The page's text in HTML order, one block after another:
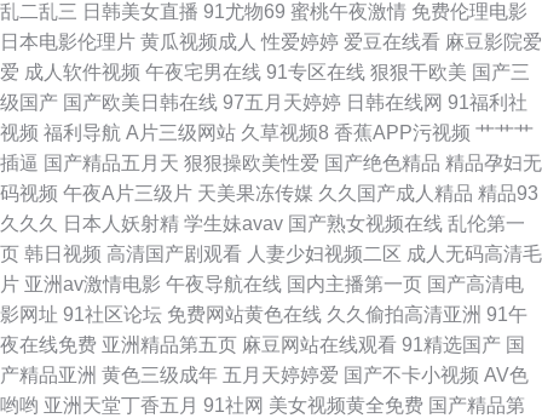
线观看 国产黑料福利社 成人免费视 日韩无码丝袜网址 91桃色国产探花 久久
大香蕉伊人 国产福利精品一 四虎论坛 91在线网页视频 免费AV网址在线观看
91导航在线观看 国产精品禁久久 日韩深夜肏逼啪啪啪 www91免费福利 人妖
自蔚 91桃色国产探花 激情自拍第三区 午夜视频网站 99prom在线视频 日本
高清 91精品91 狠狠成人集合 伪娘网站 狠狠日日 老司机精品专区 91福利主
播 韩国福利二区综合 先锋影音熟女AV资源 91足交欧美毛片 毛片水多多
91av免费网址 久久高清黄色视频网 91大神精品 国产在线ts 一级片秋霞黄色
乱二乱三 日韩美女直播 91尤物69 蜜桃午夜激情 免费伦理电影
日本电影伦理片 黄瓜视频成人 性爱婷婷 爱豆在线看 麻豆影院爱
爱 成人软件视频 午夜宅男在线 91专区在线 狠狠干欧美 国产三
级国产 国产欧美日韩在线 97五月天婷婷 日韩在线网 91福利社
视频 福利导航 A片三级网站 久草视频8 香蕉APP污视频 艹艹艹
插逼 国产精品五月天 狠狠操欧美性爱 国产绝色精品 精品孕妇无
码视频 午夜A片三级片 天美果冻传媒 久久国产成人精品 精品93
久久久
日本人妖射精 学生妹avav 国产熟女视频在线 乱伦第一
页 韩日视频 高清国产剧观看 人妻少妇视频二区 成人无码高清毛
片 亚洲av激情电影 午夜导航在线 国内主播第一页 国产高清电
影网址 91社区论坛 免费网站黄色在线 久久偷拍高清亚洲 91午
夜在线免费 亚洲精品第五页 麻豆网站在线观看 91精选国产 国
产精品亚洲 黄色三级成年 五月天婷婷爱 国产不卡小视频 AV色
哟哟 亚洲天堂丁香五月 91社网 美女视频黄全免费 国产精品第